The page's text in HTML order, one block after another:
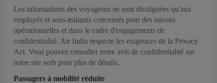
Les informations des voyageurs ne sont divulguées qu'aux
employés et sous-traitants concernés pour des raisons
opérationnelles et dans le cadre d'engagements de
confidentialité. Air India respecte les exigences de la Privacy
Act. Vous pouvez consulter notre avis de confidentialité sur
notre site web pour plus de détails.
Passagers à mobilité réduite